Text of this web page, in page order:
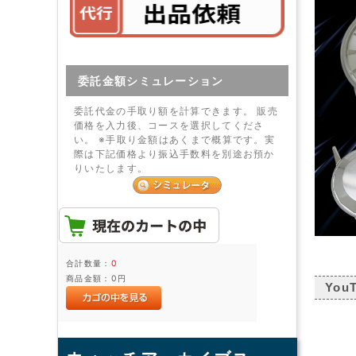
委託金額シミュレーション
委託代金の手取り額を計算できます。 販売
価格を入力後、コースを選択してくださ
い。 ※手取り金額はあくまで概算です。実
際は下記価格より振込手数料を別途お預か
りいたします。
合計数量： 0
商品金額： 0円